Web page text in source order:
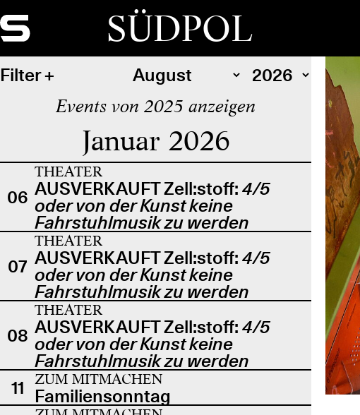
SÜDPOL
Filter
Events von 2025 anzeigen
Januar 2026
06
THEATER
AUSVERKAUFT Zell:stoff: 4/5
oder von der Kunst keine
Fahrstuhlmusik zu werden
07
THEATER
AUSVERKAUFT Zell:stoff: 4/5
oder von der Kunst keine
Fahrstuhlmusik zu werden
08
THEATER
AUSVERKAUFT Zell:stoff: 4/5
oder von der Kunst keine
Fahrstuhlmusik zu werden
11
ZUM MITMACHEN
Familiensonntag